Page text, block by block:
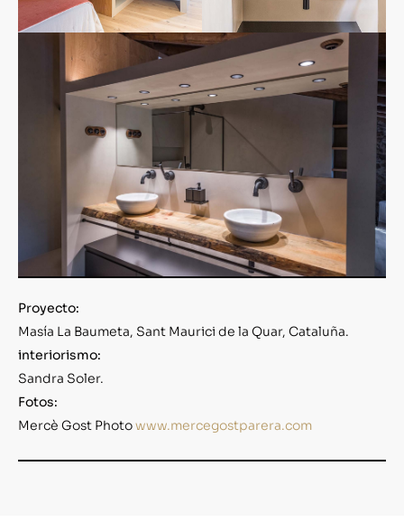
Proyecto:
Masía La Baumeta, Sant Maurici de la Quar, Cataluña.
interiorismo:
Sandra Soler.
Fotos:
Mercè Gost Photowww.mercegostparera.com